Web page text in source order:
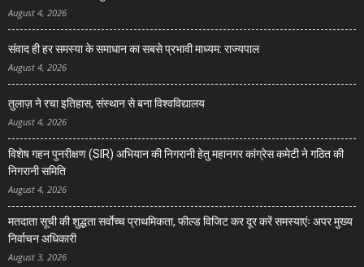
August 4, 2026
संवाद ही हर समस्या के समाधान का सबसे प्रभावी माध्यम: राज्यपाल
August 4, 2026
तुलाज़ ने रचा इतिहास, संस्थान से बना विश्वविद्यालय
August 4, 2026
विशेष गहन पुनरीक्षण (SIR) अभियान की निगरानी हेतु महानगर कांग्रेस कमेटी ने गठित की
निगरानी समिति
August 4, 2026
मतदाता सूची की शुद्धता सर्वाेच्च प्राथमिकता, फील्ड विजिट कर दूर करें समस्याएंः अपर मुख्य
निर्वाचन अधिकारी
August 3, 2026